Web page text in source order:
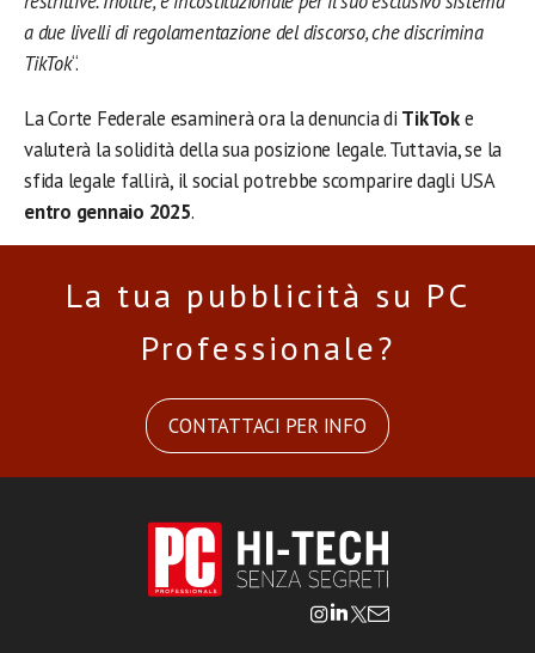
a due livelli di regolamentazione del discorso, che discrimina
TikTok“.
La Corte Federale esaminerà ora la denuncia di TikToke
valuterà la solidità della sua posizione legale. Tuttavia, se la
sfida legale fallirà, il social potrebbe scomparire dagli USA
entro gennaio 2025.
La tua pubblicità su PC
Professionale?
CONTATTACI PER INFO